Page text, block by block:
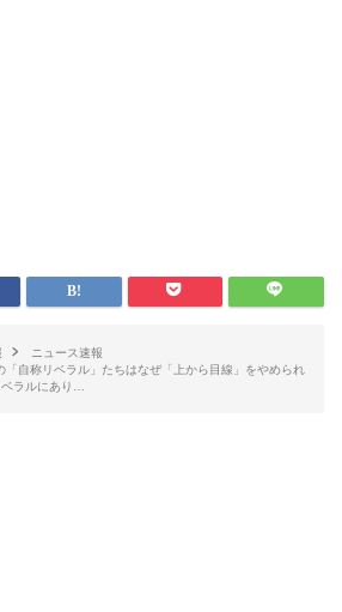
ニュース速報
「自称リベラル」たちはなぜ「上から目線」をやめられ
ラルにあり…